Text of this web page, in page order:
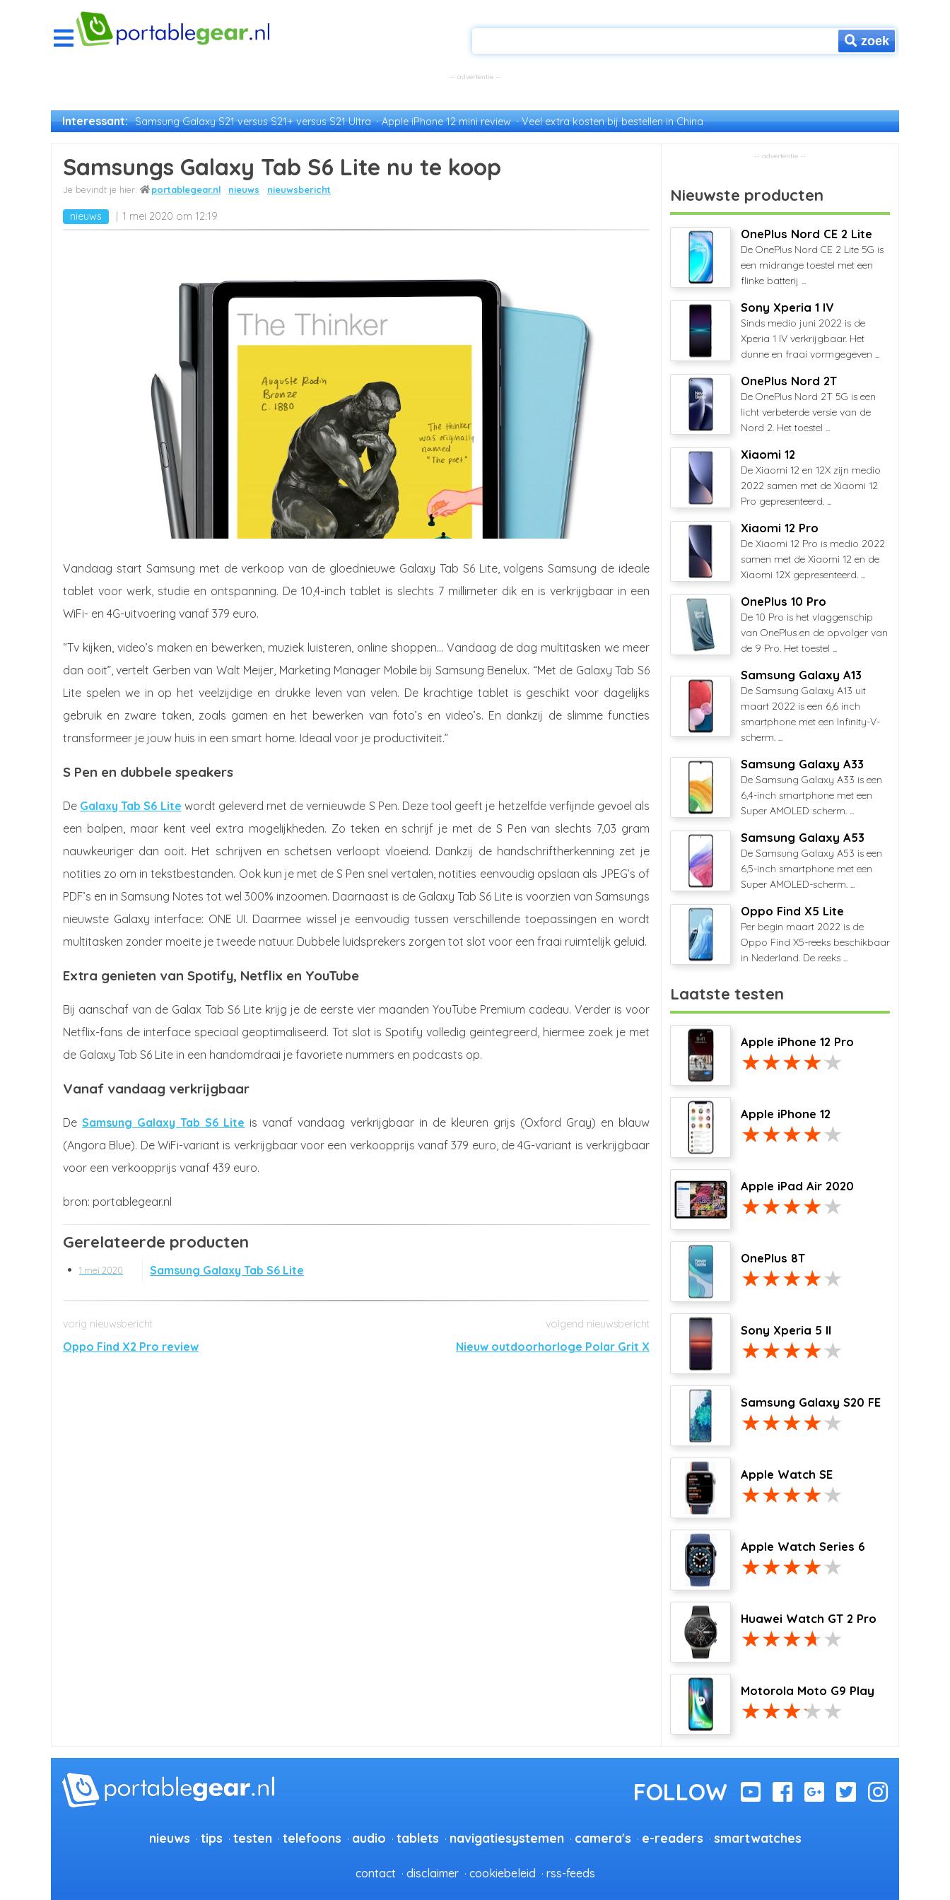
zoek
Interessant: Samsung Galaxy S21 versus S21+ versus S21 Ultra Apple iPhone 12 mini review Veel extra kosten bij bestellen in China
Samsungs Galaxy Tab S6 Lite nu te koop
portablegear.nl nieuws nieuwsbericht
nieuws 1 mei 2020 om 12:19
Vandaag start Samsung met de verkoop van de gloednieuwe Galaxy Tab S6 Lite, volgens Samsung de ideale
tablet voor werk, studie en ontspanning. De 10,4-inch tablet is slechts 7 millimeter dik en is verkrijgbaar in een
WiFi- en 4G-uitvoering vanaf 379 euro.
“Tv kijken, video’s maken en bewerken, muziek luisteren, online shoppen… Vandaag de dag multitasken we meer
dan ooit”, vertelt Gerben van Walt Meijer, Marketing Manager Mobile bij Samsung Benelux. “Met de Galaxy Tab S6
Lite spelen we in op het veelzijdige en drukke leven van velen. De krachtige tablet is geschikt voor dagelijks
gebruik en zware taken, zoals gamen en het bewerken van foto’s en video’s. En dankzij de slimme functies
transformeer je jouw huis in een smart home. Ideaal voor je productiviteit.”
S Pen en dubbele speakers
De Galaxy Tab S6 Lite wordt geleverd met de vernieuwde S Pen. Deze tool geeft je hetzelfde verfijnde gevoel als
een balpen, maar kent veel extra mogelijkheden. Zo teken en schrijf je met de S Pen van slechts 7,03 gram
nauwkeuriger dan ooit. Het schrijven en schetsen verloopt vloeiend. Dankzij de handschriftherkenning zet je
notities zo om in tekstbestanden. Ook kun je met de S Pen snel vertalen, notities eenvoudig opslaan als JPEG’s of
PDF’s en in Samsung Notes tot wel 300% inzoomen. Daarnaast is de Galaxy Tab S6 Lite is voorzien van Samsungs
nieuwste Galaxy interface: ONE UI. Daarmee wissel je eenvoudig tussen verschillende toepassingen en wordt
multitasken zonder moeite je tweede natuur. Dubbele luidsprekers zorgen tot slot voor een fraai ruimtelijk geluid.
Extra genieten van Spotify, Netflix en YouTube
Bij aanschaf van de Galax Tab S6 Lite krijg je de eerste vier maanden YouTube Premium cadeau. Verder is voor
Netflix-fans de interface speciaal geoptimaliseerd. Tot slot is Spotify volledig geintegreerd, hiermee zoek je met
de Galaxy Tab S6 Lite in een handomdraai je favoriete nummers en podcasts op.
Vanaf vandaag verkrijgbaar
DeSamsung Galaxy Tab S6 Lite is vanaf vandaag verkrijgbaar in de kleuren grijs (Oxford Gray) en blauw
(Angora Blue). De WiFi-variant is verkrijgbaar voor een verkoopprijs vanaf 379 euro, de 4G-variant is verkrijgbaar
voor een verkoopprijs vanaf 439 euro.
portablegear.nl
Gerelateerde producten
1 mei 2020 Samsung Galaxy Tab S6 Lite
Oppo Find X2 Pro review Nieuw outdoorhorloge Polar Grit X
Nieuwste producten
OnePlus Nord CE 2 Lite
De OnePlus Nord CE 2 Lite 5G is
een midrange toestel met een
flinke batterij ...
Sony Xperia 1 IV
Sinds medio juni 2022 is de
Xperia 1 IV verkrijgbaar. Het
dunne en fraai vormgegeven ...
OnePlus Nord 2T
De OnePlus Nord 2T 5G is een
licht verbeterde versie van de
Nord 2. Het toestel ...
Xiaomi 12
De Xiaomi 12 en 12X zijn medio
2022 samen met de Xiaomi 12
Pro gepresenteerd. ...
Xiaomi 12 Pro
De Xiaomi 12 Pro is medio 2022
samen met de Xiaomi 12 en de
Xiaomi 12X gepresenteerd. ...
OnePlus 10 Pro
De 10 Pro is het vlaggenschip
van OnePlus en de opvolger van
de 9 Pro. Het toestel ...
Samsung Galaxy A13
De Samsung Galaxy A13 uit
maart 2022 is een 6,6 inch
smartphone met een Infinity-V-
scherm. ...
Samsung Galaxy A33
De Samsung Galaxy A33 is een
6,4-inch smartphone met een
Super AMOLED scherm. ...
Samsung Galaxy A53
De Samsung Galaxy A53 is een
6,5-inch smartphone met een
Super AMOLED-scherm. ...
Oppo Find X5 Lite
Per begin maart 2022 is de
Oppo Find X5-reeks beschikbaar
in Nederland. De reeks ...
Laatste testen
Apple iPhone 12 Pro
Apple iPhone 12
Apple iPad Air 2020
OnePlus 8T
Sony Xperia 5 II
Samsung Galaxy S20 FE
Apple Watch SE
Apple Watch Series 6
Huawei Watch GT 2 Pro
Motorola Moto G9 Play
nieuws tips testen telefoons audio tablets navigatiesystemen camera's e-readers smartwatches
contact disclaimer cookiebeleid rss-feeds